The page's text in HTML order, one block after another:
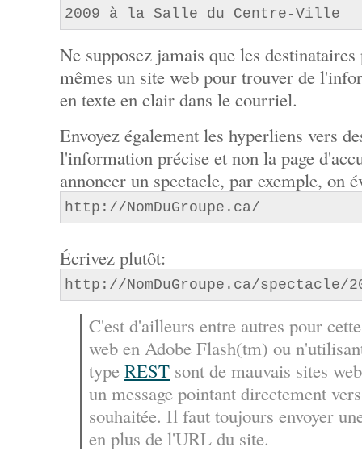
2009 à la Salle du Centre-Ville
Ne supposez jamais que les
mêmes un site web pour trouver de
en texte en clair dans le courriel.
Envoyez également les hyperliens vers
l'information précise et non la page
annoncer un spectacle, par exemple, on
http://NomDuGroupe.ca/
Écrivez plutôt:
http://NomDuGroupe.ca/spectacle/
C'est d'ailleurs entre autres pour
web en Adobe Flash(tm) ou
type REST sont de mauvais sites
un message pointant directement
souhaitée. Il faut toujours envoyer
en plus de l'URL du site.